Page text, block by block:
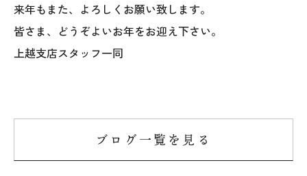
ブログ
来年もまた、よろしくお願い致します。
皆さま、どうぞよいお年をお迎え下さい。
上越支店スタッフ一同
ブログ一覧を見る